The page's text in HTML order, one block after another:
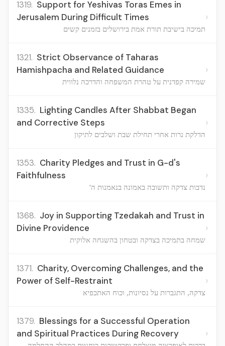
1319. Support for Yeshivas Toras Emes in
Jerusalem During Difficult Times
תמיכה בישיבת תורת אמת בירושלים בזמנים קשים
›
1321. Strict Observance of Taharas
Hamishpacha and Related Guidance
שמירה קפדנית על טהרת המשפחה והדרכה נלווית
›
1335. Lighting Candles After Shabbat Began
and Corrective Steps
הדלקת נרות אחרי תחילת שבת ושלבים לתיקון
›
1353. Charity Pledges and Trust in G-d's
Faithfulness
נדבות צדקה ותשובה באמונה בנאמנות ה'
›
1368. Joy in Supporting Tzedakah and Trust in
Divine Providence
שמחה בתמיכה בצדקה ובטחון בהשגחה אלוקית
›
1371. Charity, Overcoming Challenges, and the
Power of Self-Restraint
צדקה, התגברות על נסיונות, וכוח האתכפיא
›
1379. Blessings for a Successful Operation
and Spiritual Practices During Recovery
›